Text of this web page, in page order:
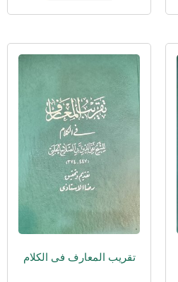
تقریب المعارف فی الکلام